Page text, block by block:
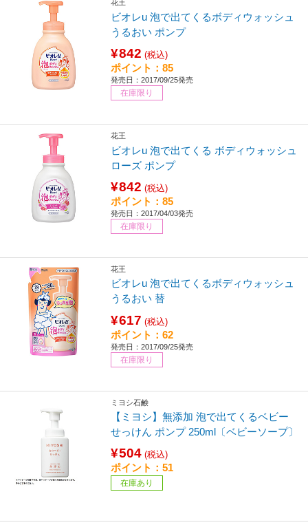
花王
ビオレu 泡で出てくるボディウォッシュ
うるおい ポンプ
¥842 (税込)
ポイント：85
発売日：2017/09/25発売
在庫限り
花王
ビオレu 泡で出てくる ボディウォッシュ
ローズ ポンプ
¥842 (税込)
ポイント：85
発売日：2017/04/03発売
在庫限り
花王
ビオレu 泡で出てくるボディウォッシュ
うるおい 替
¥617 (税込)
ポイント：62
発売日：2017/09/25発売
在庫限り
ミヨシ石鹸
【ミヨシ】無添加 泡で出てくるベビー
せっけん ポンプ 250ml〔ベビーソープ〕
¥504 (税込)
ポイント：51
在庫あり